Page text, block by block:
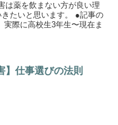
は薬を飲まない方が良い理
たいと思います。 ●記事の
際に高校生3年生〜現在ま
】仕事選びの法則